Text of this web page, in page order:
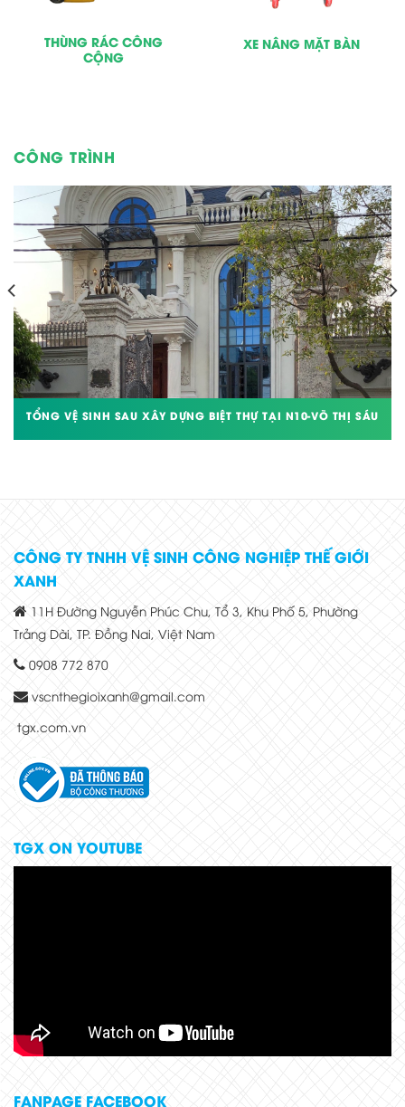
THÙNG RÁC CÔNG
CỘNG
XE NÂNG MẶT BÀN
CÔNG TRÌNH
TỔNG VỆ SINH SAU XÂY DỰNG BIỆT THỰ TẠI N10-VÕ THỊ SÁU
CÔNG TY TNHH VỆ SINH CÔNG NGHIỆP THẾ GIỚI
XANH
11H Đường Nguyễn Phúc Chu, Tổ 3, Khu Phố 5, Phường
Trảng Dài, TP. Đồng Nai, Việt Nam
0908 772 870
vscnthegioixanh@gmail.com
tgx.com.vn
TGX ON YOUTUBE
FANPAGE FACEBOOK